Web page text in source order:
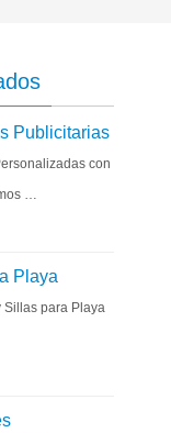
Publicitarias
con
…
Playa
Sillas para Playa